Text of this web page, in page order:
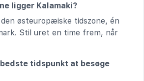
ligger Kalamaki?
den østeuropæiske tidszone, én
Stil uret en time frem, når
tidspunkt at besøge